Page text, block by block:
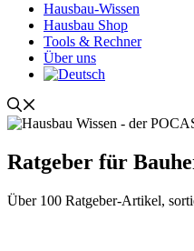
Hausbau-Wissen
Hausbau Shop
Tools & Rechner
Über uns
Ratgeber für
Über 100 Ratgeber-Artikel,